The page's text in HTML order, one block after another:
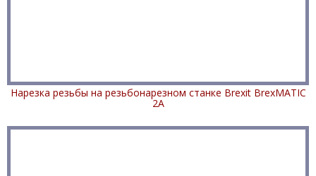
Нарезка резьбы на резьбонарезном станке Brexit BrexMATIC
2А